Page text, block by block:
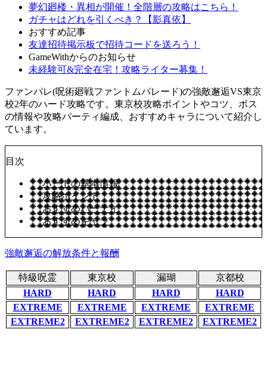
夢幻廻楼・異相が開催！全階層の攻略はこちら！
ガチャはどれを引くべき？【影真依】
おすすめ記事
友達招待掲示板で招待コードを送ろう！
GameWithからのお知らせ
未経験可&完全在宅！攻略ライター募集！
ファンパレ(呪術廻戦ファントムパレード)の強敵邂逅VS東京
校2年のハード攻略です。東京校攻略ポイントやコツ、ボス
の情報や攻略パーティ編成、おすすめキャラについて紹介し
ています。
目次
ハードの基本情報
攻略ポイント
おすすめパーティ
おすすめキャラ
強敵邂逅の解放条件と報酬
特級呪霊 東京校 漏瑚
京都校
HARD
HARD HARD
HARD
EXTREME
EXTREME EXTREME
EXTREME
EXTREME2
EXTREME2 EXTREME2 EXTREME2